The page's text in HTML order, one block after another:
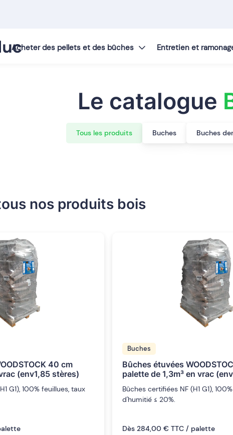
Acheter des pellets et des bûches Entretien et
Le catalogue
Tous les produits Buches Buches
nos produits bois
40 cm
(env1,85 stères)
G1), 100% feuillues, taux
Buches
Bûches étuvées
palette de 1,3m³ en vrac
Bûches certifiées NF (H1 G1),
d'humitié ≤ 20%.
Dès 284,00 € TTC / palette